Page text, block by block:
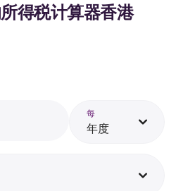
得税计算器香港
每
年度